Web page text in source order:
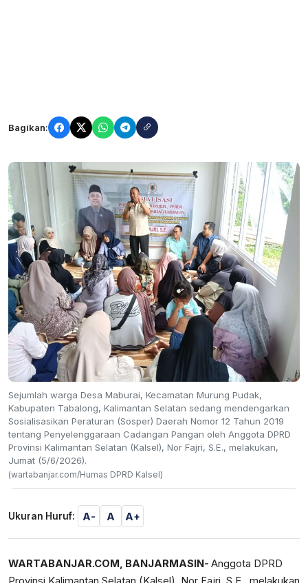
Bagikan:
Sejumlah warga Desa Maburai, Kecamatan Murung Pudak,
Kabupaten Tabalong, Kalimantan Selatan sedang mendengarkan
Sosialisasikan Peraturan (Sosper) Daerah Nomor 12 Tahun 2019
tentang Penyelenggaraan Cadangan Pangan oleh Anggota DPRD
Provinsi Kalimantan Selatan (Kalsel), Nor Fajri, S.E., melakukan,
Jumat (5/6/2026).
(wartabanjar.com/Humas DPRD Kalsel)
Ukuran Huruf: A- A A+
WARTABANJAR.COM, BANJARMASIN- Anggota DPRD